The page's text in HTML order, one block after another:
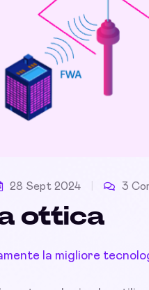
28 Sept 2024 3
ottica
la migliore